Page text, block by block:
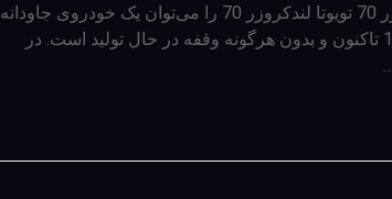
توقف دریافت سفارش برای تویوتا لندکروزر 70 تویوتا لندکروزر 70 را می­‌توان یک خودروی جاودانه
بشمار آورد، چراکه این خودرو از سال 1984 تاکنون و بدون هرگونه وقفه در حال تولید است. در